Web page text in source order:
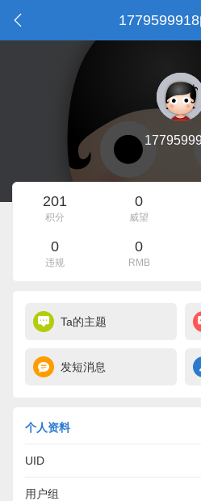
201
积分
0
威望
0
违规
0
RMB
Ta的主题
发短消息
个人资料
UID
用户组